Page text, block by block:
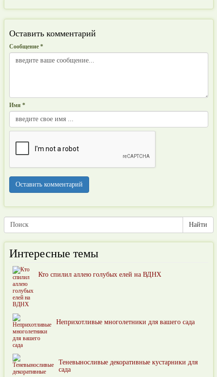
Оставить комментарий
Сообщение *
Имя *
Интересные темы
Кто спилил аллею голубых елей на ВДНХ
Неприхотливые многолетники для вашего сада
Теневыносливые декоративные кустарники для
сада